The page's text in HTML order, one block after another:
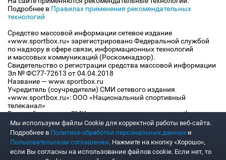
Подробнее в Правилах применения рекомендательных
технологий
Средство массовой информации сетевое издание
«www.sportbox.ru» зарегистрировано Федеральной службой
по надзору в сфере связи, информационных технологий
и массовых коммуникаций (Роскомнадзор).
Свидетельство о регистрации средства массовой информации
Эл № ФС77-72613 от 04.04.2018
Название — www.sportbox.ru
Учредитель (соучредители) СМИ сетевого издания
«www.sportbox.ru»: ООО «Национальный спортивный
телеканал»
Главный редактор СМИ сетевого издания «www.sportbox.ru»:
Конов В.А.
Номер телефона редакции СМИ сетевого издания
«www.sportbox.ru»: +7 (495) 653 8419
Адрес электронной почты редакции СМИ сетевого издания
«www.sportbox.ru»: editor@sportbox.ru
Мы используем файлы Сookie для корректной работы веб-сайта.
Подробнее в Политике обработки персональных данных и
Пользовательском соглашении. Нажмите на кнопку «Хорошо»,
если Вы согласны на использование файлов cookie. Если нет, то